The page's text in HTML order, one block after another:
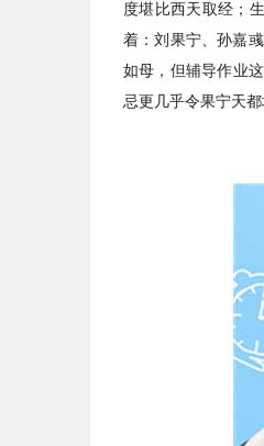
度堪比西天取经；
着：刘果宁、孙嘉
如母，但辅导作业
忌更几乎令果宁天